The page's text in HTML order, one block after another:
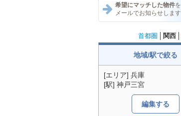
希望にマッチした物件を
メールでお知らせします
首都圏 関西
地域/駅で絞る
[エリア] 兵庫
[駅] 神戸三宮
編集する